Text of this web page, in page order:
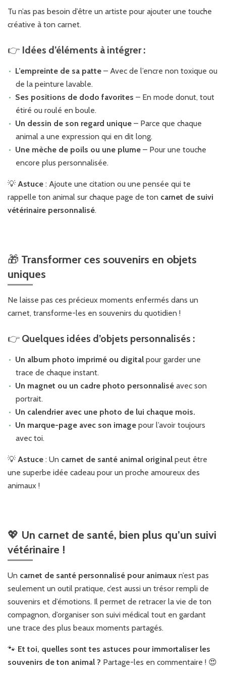
Tu n’as pas besoin d’être un artiste pour ajouter une touche
créative à ton carnet.
👉 Idées d’éléments à intégrer :
L’empreinte de sa patte– Avec de l’encre non toxique ou
de la peinture lavable.
Ses positions de dodo favorites – En mode donut, tout
étiré ou roulé en boule.
Un dessin de son regard unique– Parce que chaque
animal a une expression qui en dit long.
Une mèche de poils ou une plume– Pour une touche
encore plus personnalisée.
💡 Astuce : Ajoute une citation ou une pensée qui te
rappelle ton animal sur chaque page de ton carnet de suivi
vétérinaire personnalisé.
🎁 Transformer ces souvenirs en objets
uniques
Ne laisse pas ces précieux moments enfermés dans un
carnet, transforme-les en souvenirs du quotidien !
👉 Quelques idées d’objets personnalisés :
Un album photo imprimé ou digitalpour garder une
trace de chaque instant.
Un magnet ou un cadre photo personnaliséavec son
portrait.
Un calendrier avec une photo de lui chaque mois.
Un marque-page avec son imagepour l’avoir toujours
avec toi.
💡 Astuce : Un carnet de santé animal original peut être
une superbe idée cadeau pour un proche amoureux des
animaux !
💖 Un carnet de santé, bien plus qu’un suivi
vétérinaire !
Un carnet de santé personnalisé pour animaux n’est pas
seulement un outil pratique, c’est aussi un trésor rempli de
souvenirs et d’émotions. Il permet de retracer la vie de ton
compagnon, d’organiser son suivi médical tout en gardant
une trace des plus beaux moments partagés.
🐾 Et toi, quelles sont tes astuces pour immortaliser les
souvenirs de ton animal ? Partage-les en commentaire ! 😍